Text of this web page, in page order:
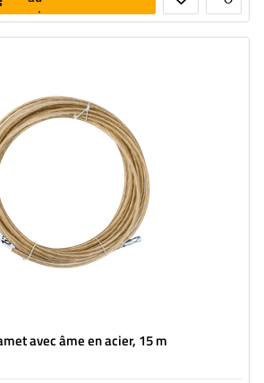
panier
avec âme en acier, 15 m